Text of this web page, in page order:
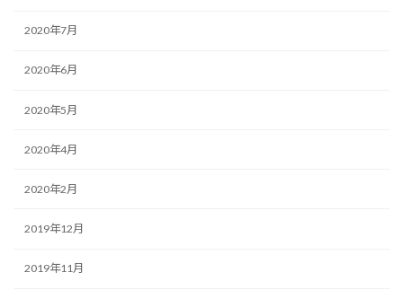
2020年7月
2020年6月
2020年5月
2020年4月
2020年2月
2019年12月
2019年11月